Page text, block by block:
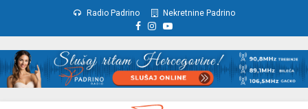
Radio Padrino Nekretnine Padrino
Facebook
Instagram
Youtube